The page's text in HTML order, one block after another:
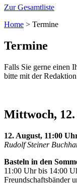
Zur Gesamtliste
Home > Termine
Termine
Falls Sie gerne einen
bitte mit der
Mittwoch, 12.
12. August, 11:00
Rudolf Steiner
Basteln in den
11:00 Uhr bis 14:00
Freundschaftsbänder